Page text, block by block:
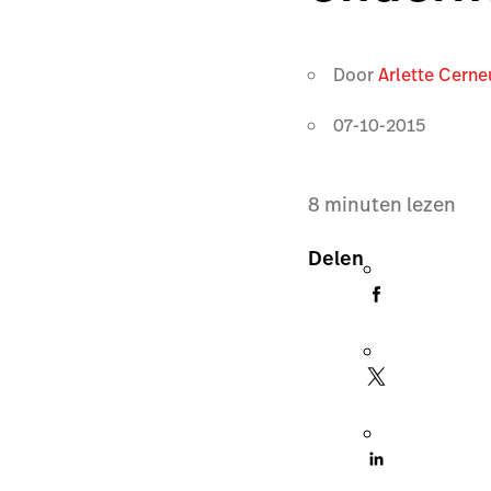
DoorArlette
07-10-2015
8 minuten lezen
Delen